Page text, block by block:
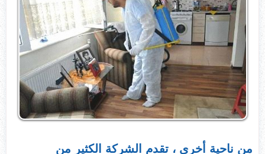
من ناحية أخرى ، تقدم الشركة الكثير من